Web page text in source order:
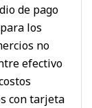
de pago
los
no
efectivo
con tarjeta